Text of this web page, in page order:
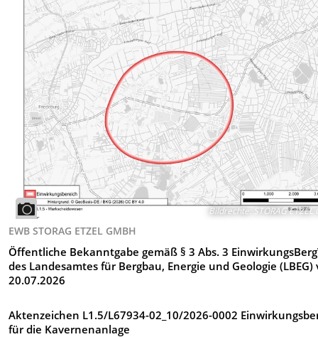
Bildrechte: STORAG ETZEL
EWB STORAG ETZEL GMBH
Öffentliche Bekanntgabe gemäß § 3 Abs. 3
des Landesamtes für Bergbau, Energie und Geologie (LBEG)
20.07.2026
Aktenzeichen L1.5/L67934-02_10/2026-0002
für die Kavernenanlage